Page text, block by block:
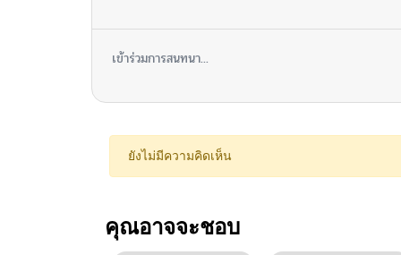
เข้าร่วมการสนทนา...
ยังไม่มีความคิดเห็น
คุณอาจจะชอบ